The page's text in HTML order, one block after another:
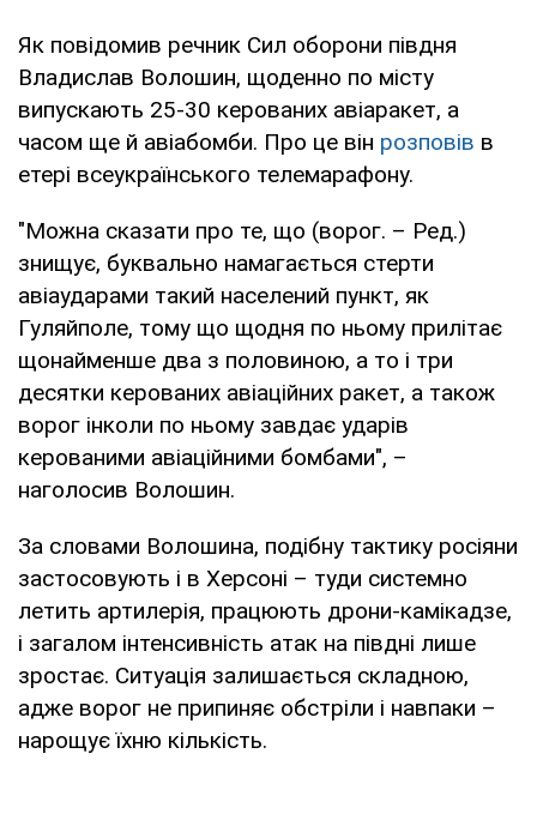
Як повідомив речник Сил оборони півдня
Владислав Волошин, щоденно по місту
випускають 25-30 керованих авіаракет, а
часом ще й авіабомби. Про це він розповів в
етері всеукраїнського телемарафону.
"Можна сказати про те, що (ворог. – Ред.)
знищує, буквально намагається стерти
авіаударами такий населений пункт, як
Гуляйполе, тому що щодня по ньому прилітає
щонайменше два з половиною, а то і три
десятки керованих авіаційних ракет, а також
ворог інколи по ньому завдає ударів
керованими авіаційними бомбами", –
наголосив Волошин.
За словами Волошина, подібну тактику росіяни
застосовують і в Херсоні – туди системно
летить артилерія, працюють дрони-камікадзе,
і загалом інтенсивність атак на півдні лише
зростає. Ситуація залишається складною,
адже ворог не припиняє обстріли і навпаки –
нарощує їхню кількість.